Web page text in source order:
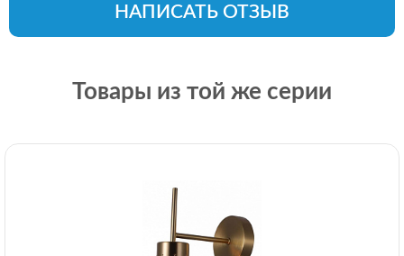
НАПИСАТЬ ОТЗЫВ
Товары из той же серии